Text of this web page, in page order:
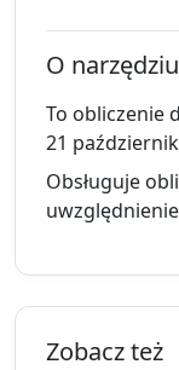
62 dni
temu
63 dni
temu
O
To obliczenie
21
Obsługuje
Zobacz też